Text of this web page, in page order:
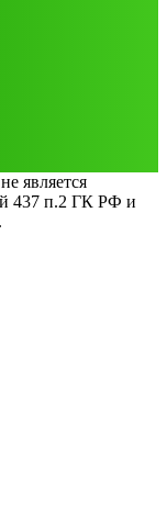
является
437 п.2 ГК РФ и